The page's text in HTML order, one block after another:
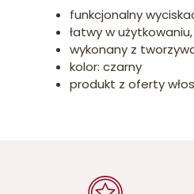
funkcjonalny
łatwy w użytkowaniu,
wykonany z
kolor: czarny
produkt z oferty